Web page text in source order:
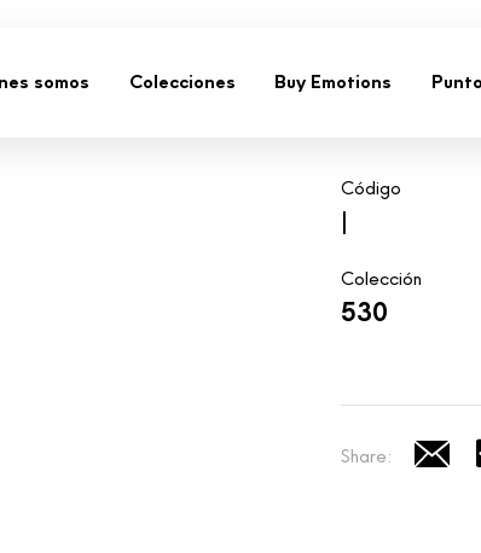
somos Colecciones Buy Emotions
Código
|
Colección
530
Share: